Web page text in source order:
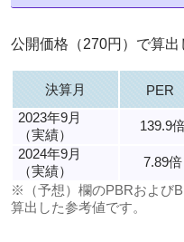
公開価格（270円）で算出
決算月 PER
2023年9月
（実績）
139.9
2024年9月
（実績）
7.89倍
※（予想）欄のPBRおよび
算出した参考値です。